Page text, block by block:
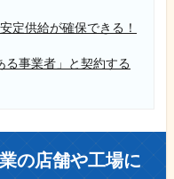
定供給が確保できる！
る事業者」と契約する
の店舗や工場に